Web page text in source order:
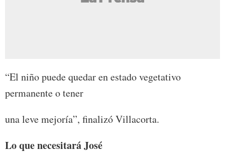
“El niño puede quedar en estado vegetativo
permanente o tener
una leve mejoría”, finalizó Villacorta.
Lo que necesitará José